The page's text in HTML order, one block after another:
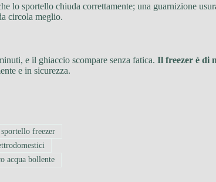
lo sportello chiuda correttamente; una guarnizione
circola meglio.
e il ghiaccio scompare senza fatica. Il freezer è di
e in sicurezza.
freezer
acqua bollente